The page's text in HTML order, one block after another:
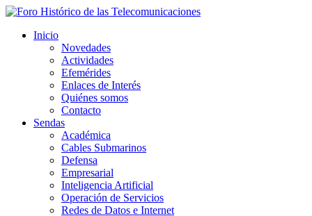
Inicio
Novedades
Actividades
Efemérides
Enlaces de Interés
Quiénes somos
Contacto
Sendas
Académica
Cables Submarinos
Defensa
Empresarial
Inteligencia Artificial
Operación de Servicios
Redes de Datos e Internet